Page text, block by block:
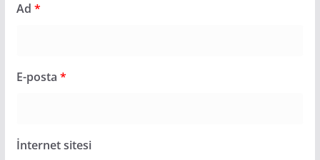
Ad *
E-posta *
İnternet sitesi